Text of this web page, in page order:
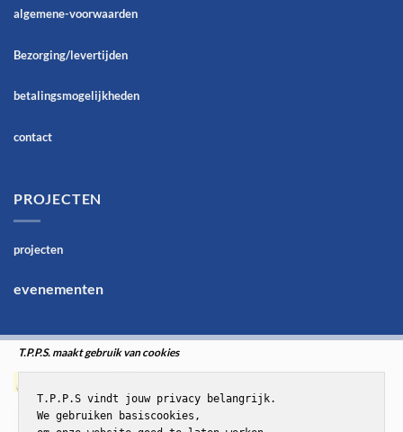
algemene-voorwaarden
Bezorging/levertijden
betalingsmogelijkheden
contact
PROJECTEN
projecten
evenementen
T.P.P.S. maakt gebruik van cookies
T.P.P.S vindt jouw privacy belangrijk.
We gebruiken basiscookies,